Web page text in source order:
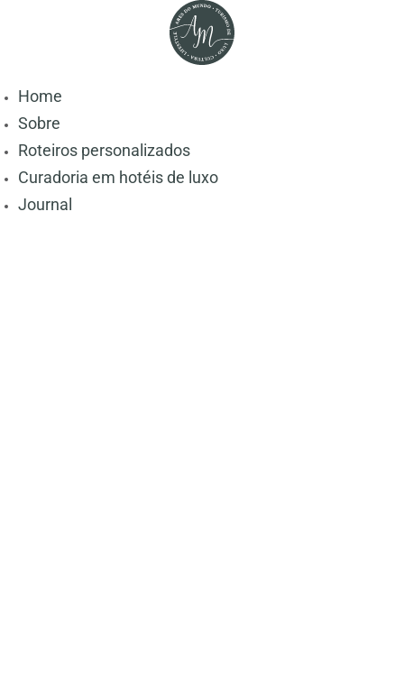
Home
Sobre
Roteiros personalizados
Curadoria em hotéis de luxo
Journal